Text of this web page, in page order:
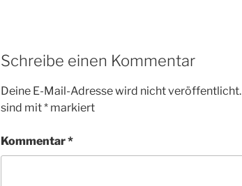
Schreibe einen Kommentar
Deine E-Mail-Adresse wird nicht veröffentlicht.
sind mit* markiert
Kommentar*